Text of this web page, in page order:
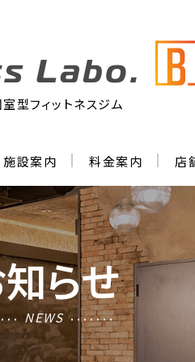
型フィットネスジム
施設案内 料金案内 店
らせ
NEWS